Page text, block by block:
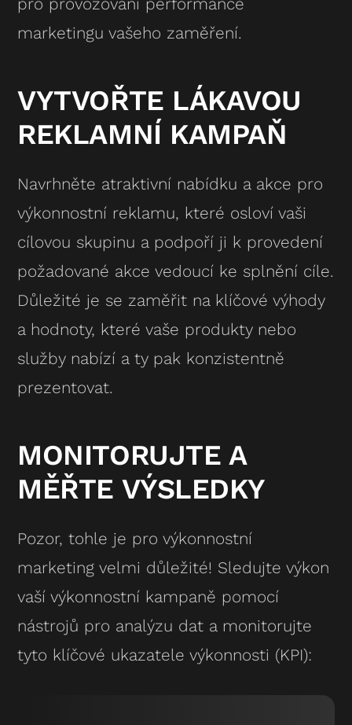
marketingu vašeho zaměření.
VYTVOŘTE LÁKAVOU
REKLAMNÍ KAMPAŇ
Navrhněte atraktivní nabídku a akce pro
výkonnostní reklamu, které osloví vaši
cílovou skupinu a podpoří ji k provedení
požadované akce vedoucí ke splnění cíle.
Důležité je se zaměřit na klíčové výhody
a hodnoty, které vaše produkty nebo
služby nabízí a ty pak konzistentně
prezentovat.
MONITORUJTE A
MĚŘTE VÝSLEDKY
Pozor, tohle je pro výkonnostní
marketing velmi důležité! Sledujte výkon
vaší výkonnostní kampaně pomocí
nástrojů pro analýzu dat a monitorujte
tyto klíčové ukazatele výkonnosti (KPI):